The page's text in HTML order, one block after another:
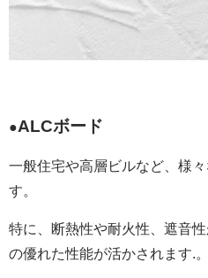
●ALCボード
一般住宅や高層ビルなど、様
す。
特に、断熱性や耐火性、遮音
の優れた性能が活かされます.。